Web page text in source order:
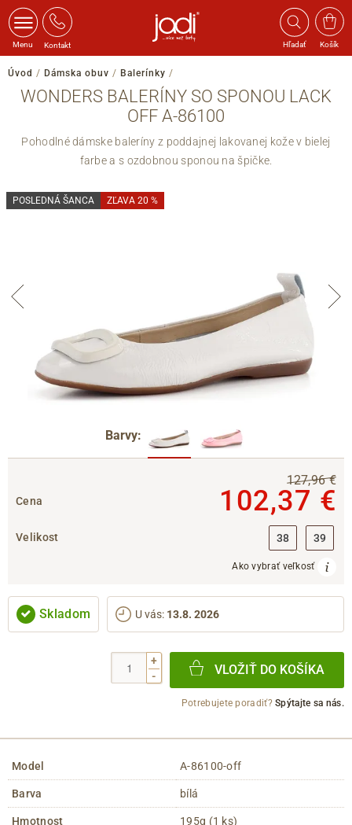
Menu Kontakt Hľadať Košík
Úvod / Dámska obuv / Balerínky /
WONDERS BALERÍNY SO SPONOU LACK
OFF A-86100
Pohodlné dámske baleríny z poddajnej lakovanej kože v bielej
farbe a s ozdobnou sponou na špičke.
POSLEDNÁ ŠANCA ZĽAVA 20 %
Barvy:
Cena
127,96 €
102,37 €
Velikost 38 39
Ako vybrať veľkosť
Skladom U vás: 13.8. 2026
+
-
VLOŽIŤ DO KOŠÍKA
Potrebujete poradiť?Spýtajte sa nás.
Model A-86100-off
Barva bílá
Hmotnost 195g (1 ks)